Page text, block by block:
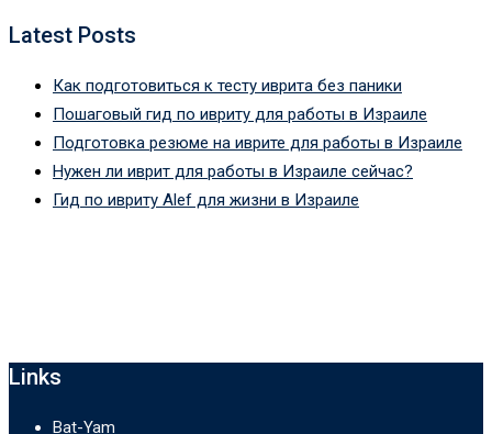
Latest Posts
Как подготовиться к тесту иврита без паники
Пошаговый гид по ивриту для работы в Израиле
Подготовка резюме на иврите для работы в Израиле
Нужен ли иврит для работы в Израиле сейчас?
Гид по ивриту Alef для жизни в Израиле
Links
Bat-Yam